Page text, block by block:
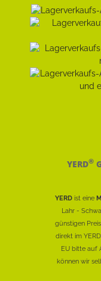
YERD®
YERD ist eine
Lahr -
günstigen
direkt im
EU bitte auf
können wir